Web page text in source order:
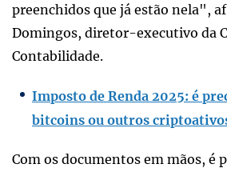
preenchidos que já estão nela",
Domingos, diretor-executivo da
Contabilidade.
Imposto de Renda 2025: é
bitcoins ou outros
Com os documentos em mãos, é